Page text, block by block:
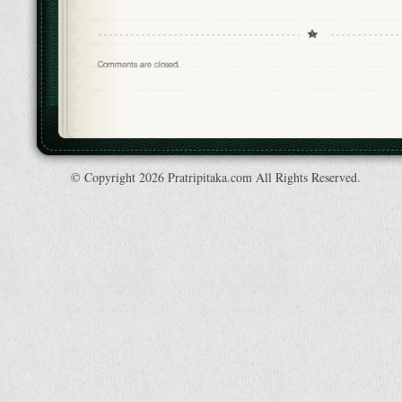
Comments are closed.
© Copyright 2026 Pratripitaka.com All Rights Reserved.